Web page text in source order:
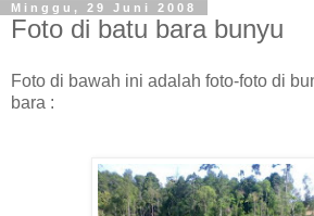
Minggu, 29 Juni 2008
Foto di batu bara bunyu
Foto di bawah ini adalah foto-foto di
bara :